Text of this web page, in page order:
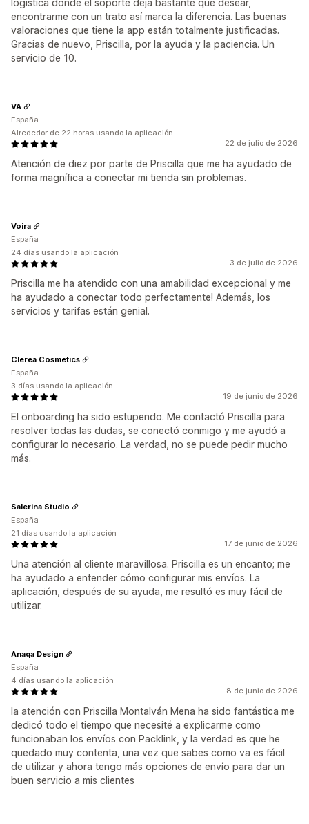
logística donde el soporte deja bastante que desear,
encontrarme con un trato así marca la diferencia. Las buenas
valoraciones que tiene la app están totalmente justificadas.
Gracias de nuevo, Priscilla, por la ayuda y la paciencia. Un
servicio de 10.
22 de julio de 2026
Atención de diez por parte de Priscilla que me ha ayudado de
forma magnífica a conectar mi tienda sin problemas.
VA
España
Alrededor de 22 horas usando la aplicación
3 de julio de 2026
Priscilla me ha atendido con una amabilidad excepcional y me
ha ayudado a conectar todo perfectamente! Además, los
servicios y tarifas están genial.
Voira
España
24 días usando la aplicación
19 de junio de 2026
El onboarding ha sido estupendo. Me contactó Priscilla para
resolver todas las dudas, se conectó conmigo y me ayudó a
configurar lo necesario. La verdad, no se puede pedir mucho
más.
Clerea Cosmetics
España
3 días usando la aplicación
17 de junio de 2026
Una atención al cliente maravillosa. Priscilla es un encanto; me
ha ayudado a entender cómo configurar mis envíos. La
aplicación, después de su ayuda, me resultó es muy fácil de
utilizar.
Salerina Studio
España
21 días usando la aplicación
8 de junio de 2026
la atención con Priscilla Montalván Mena ha sido fantástica me
dedicó todo el tiempo que necesité a explicarme como
funcionaban los envíos con Packlink, y la verdad es que he
quedado muy contenta, una vez que sabes como va es fácil
de utilizar y ahora tengo más opciones de envío para dar un
buen servicio a mis clientes
Anaqa Design
España
4 días usando la aplicación